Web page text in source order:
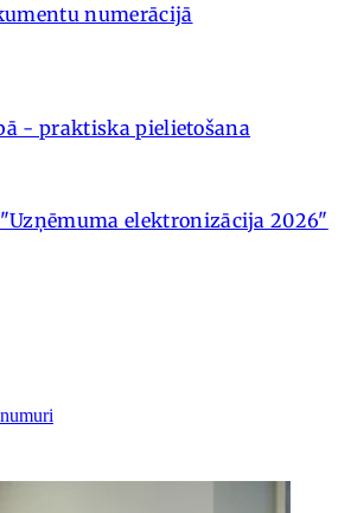
numerācijā
- praktiska pielietošana
"Uzņēmuma elektronizācija 2026"